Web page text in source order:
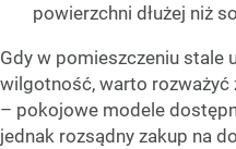
powierzchni dłużej niż
Gdy w pomieszczeniu stale
wilgotność, warto rozważyć
– pokojowe modele
jednak rozsądny zakup na